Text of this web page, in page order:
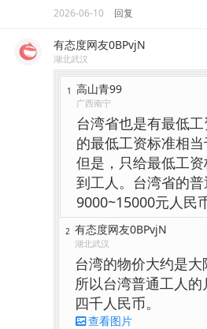
2026-06-10 回复
有态度网友0BPvjN
湖北武汉
1 高山青99
广西南宁
台湾省也是有最低
的最低工资标准相当
但是，只给最低工
到工人。台湾省的
9000~15000元人民币
2 有态度网友0BPvjN
湖北武汉
台湾的物价大约是大
所以台湾普通工人
四千人民币。
查看图片